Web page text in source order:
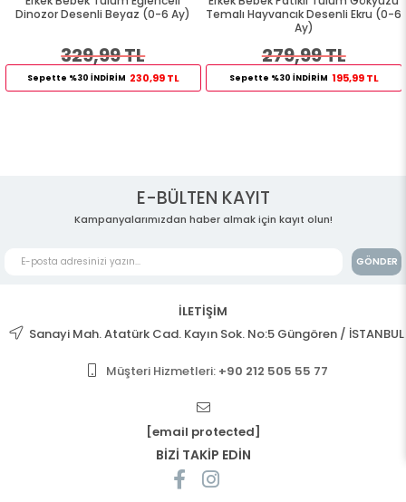
Dinozor Desenli Beyaz (0-6 Ay)
329,99 TL
Sepette %30 İNDİRİM 230,99 TL
Temalı Hayvancık Desenli Ekru (0-6
Ay)
279,99 TL
Sepette %30 İNDİRİM 195,99 TL
E-BÜLTEN KAYIT
Kampanyalarımızdan haber almak için kayıt olun!
GÖNDER
İLETİŞİM
Sanayi Mah. Atatürk Cad. Kayın Sok. No:5 Güngören / İSTANBUL
Müşteri Hizmetleri: +90 212 505 55 77
[email protected]
BİZİ TAKİP EDİN